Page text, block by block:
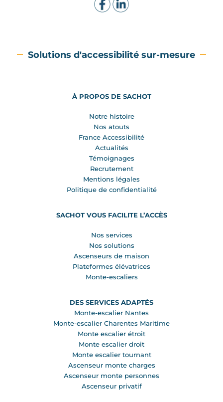
Solutions d'accessibilité sur-mesure
À PROPOS DE SACHOT
Notre histoire
Nos atouts
France Accessibilité
Actualités
Témoignages
Recrutement
Mentions légales
Politique de confidentialité
SACHOT VOUS FACILITE L’ACCÈS
Nos services
Nos solutions
Ascenseurs de maison
Plateformes élévatrices
Monte-escaliers
DES SERVICES ADAPTÉS
Monte-escalier Nantes
Monte-escalier Charentes Maritime
Monte escalier étroit
Monte escalier droit
Monte escalier tournant
Ascenseur monte charges
Ascenseur monte personnes
Ascenseur privatif